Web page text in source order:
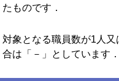
たものです．
対象となる職員数が1人
合は「－」としています．